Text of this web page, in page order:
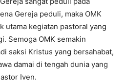
Gereja peduli, maka OMK
utama kegiatan pastoral yang
Semoga OMK semakin
saksi Kristus yang bersahabat,
damai di tengah dunia yang
Iven.